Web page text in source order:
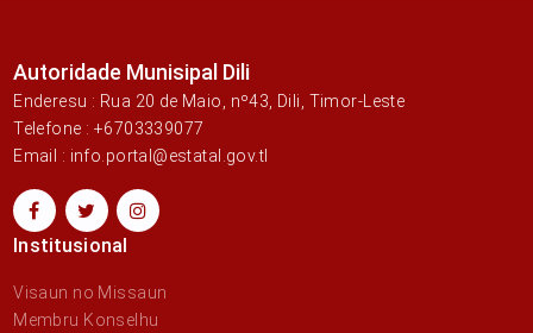
Autoridade Munisipal Dili
Enderesu : Rua 20 de Maio, nº43, Dili, Timor-Leste
Telefone : +6703339077
Email : info.portal@estatal.gov.tl
Institusional
Visaun no Missaun
Membru Konselhu